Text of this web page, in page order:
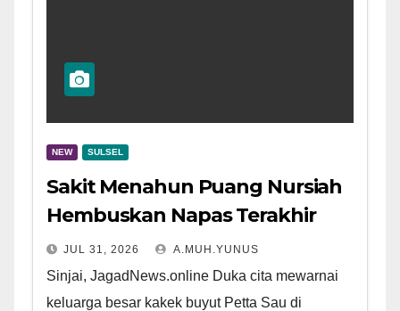
NEW SULSEL
Sakit Menahun Puang Nursiah
Hembuskan Napas Terakhir
JUL 31, 2026 A.MUH.YUNUS
Sinjai, JagadNews.online Duka cita mewarnai
keluarga besar kakek buyut Petta Sau di